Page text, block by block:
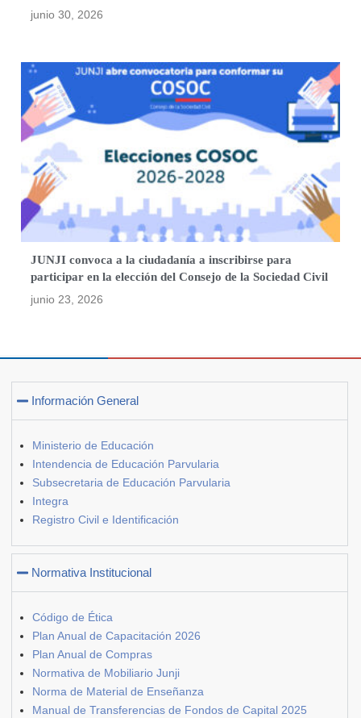
junio 30, 2026
JUNJI convoca a la ciudadanía a inscribirse para
participar en la elección del Consejo de la Sociedad Civil
junio 23, 2026
Información General
Ministerio de Educación
Intendencia de Educación Parvularia
Subsecretaria de Educación Parvularia
Integra
Registro Civil e Identificación
Normativa Institucional
Código de Ética
Plan Anual de Capacitación 2026
Plan Anual de Compras
Normativa de Mobiliario Junji
Norma de Material de Enseñanza
Manual de Transferencias de Fondos de Capital 2025